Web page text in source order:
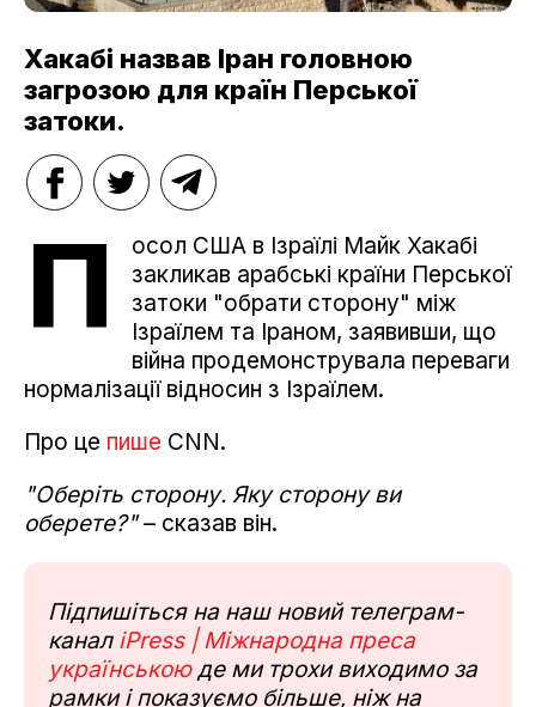
Хакабі назвав Іран головною
загрозою для країн Перської
затоки.
П
осол США в Ізраїлі Майк Хакабі
закликав арабські країни Перської
затоки "обрати сторону" між
Ізраїлем та Іраном, заявивши, що
війна продемонструвала переваги
нормалізації відносин з Ізраїлем.
Про це пише CNN.
"Оберіть сторону. Яку сторону ви
оберете?"– сказав він.
Підпишіться на наш новий телеграм-
канал iPress | Міжнародна преса
українськоюде ми трохи виходимо за
рамки і показуємо більше, ніж на